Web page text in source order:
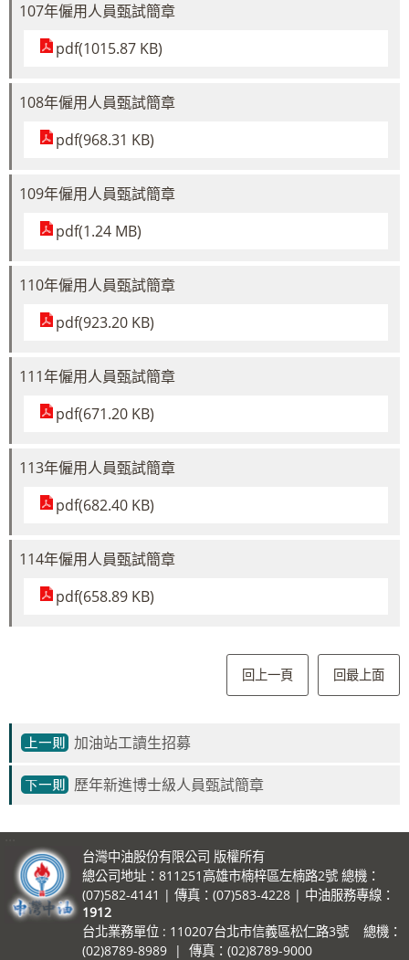
107年僱用人員甄試簡章
pdf(1015.87 KB)
108年僱用人員甄試簡章
pdf(968.31 KB)
109年僱用人員甄試簡章
pdf(1.24 MB)
110年僱用人員甄試簡章
pdf(923.20 KB)
111年僱用人員甄試簡章
pdf(671.20 KB)
113年僱用人員甄試簡章
pdf(682.40 KB)
114年僱用人員甄試簡章
pdf(658.89 KB)
回上一頁 回最上面
加油站工讀生招募
歷年新進博士級人員甄試簡章
台灣中油股份有限公司 版權所有
總公司地址：811251高雄市楠梓區左楠路2號 總機：
(07)582-4141 | 傳真：(07)583-4228 | 中油服務專線：
1912
台北業務單位 : 110207台北市信義區松仁路3號 總機：
(02)8789-8989 | 傳真：(02)8789-9000